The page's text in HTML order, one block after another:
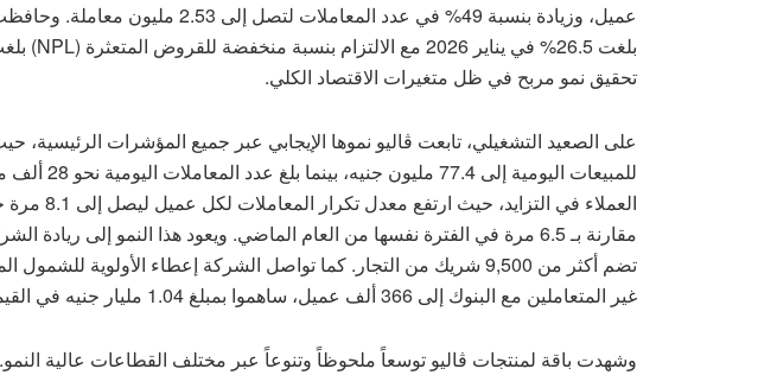
عميل، وزيادة بنسبة 49% في عدد
تحقيق نمو مربح في ظل متغيرات الاقتصاد الكلي.
على الصعيد التشغيلي، تابعت ڤاليو نموها الإيجابي عبر جميع المؤشرات الرئيسية،
للمبيعات
مقارنة بـ 6.5 مرة في الفترة نفسها من العام الماضي. ويعود هذا النمو إلى
تضم أكثر من 9,500 شريك من التجار. كما تواصل الشركة إعطاء الأولوية
غير المتعاملين مع البنوك إلى 366 ألف عميل، ساهموا بمبلغ 1.04 مليار جنيه في القيمة الإجمالية للمبيعات خلال الربع.